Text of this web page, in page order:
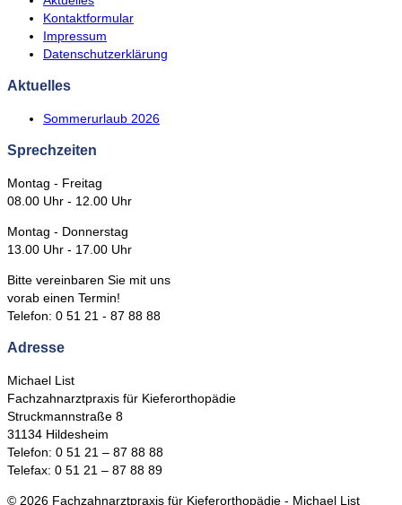
Kontaktformular
Impressum
Datenschutzerklärung
Aktuelles
Sommerurlaub 2026
Sprechzeiten
Montag - Freitag
08.00 Uhr - 12.00 Uhr
Montag - Donnerstag
13.00 Uhr - 17.00 Uhr
Bitte vereinbaren Sie mit uns
vorab einen Termin!
Telefon: 0 51 21 - 87 88 88
Adresse
Michael List
Fachzahnarztpraxis für Kieferorthopädie
Struckmannstraße 8
31134 Hildesheim
Telefon: 0 51 21 – 87 88 88
Telefax: 0 51 21 – 87 88 89
© 2026 Fachzahnarztpraxis für Kieferorthopädie - Michael List